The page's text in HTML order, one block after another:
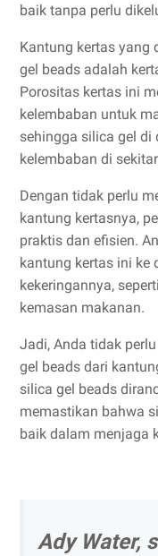
baik tanpa perlu
Kantung kertas yang
gel beads adalah
Porositas kertas ini
kelembaban untuk
sehingga silica gel di
kelembaban di
Dengan tidak perlu
kantung kertasnya,
praktis dan efisien.
kantung kertas ini ke
kekeringannya,
kemasan makanan.
Jadi, Anda tidak
gel beads dari
silica gel beads
memastikan bahwa
baik dalam menjaga
Ady Water,